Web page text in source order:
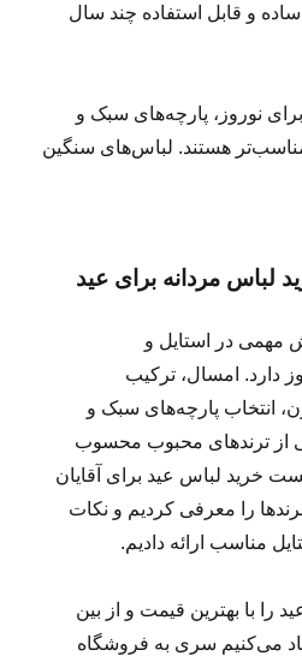
و قابل استفاده چند سال
نوروز، پارچه‌های سبک و
هستند. لباس‌های سنگین
مهمی در استایل و
دارد. امسال، ترکیب
انتخاب پارچه‌های سبک و
از ترندهای محبوب محسوب
خرید لباس عید برای آقایان
را معرفی کردیم و نکات
مناسب ارائه دادیم.
را با بهترین قیمت و از بین
می‌کنیم سری به فروشگاه